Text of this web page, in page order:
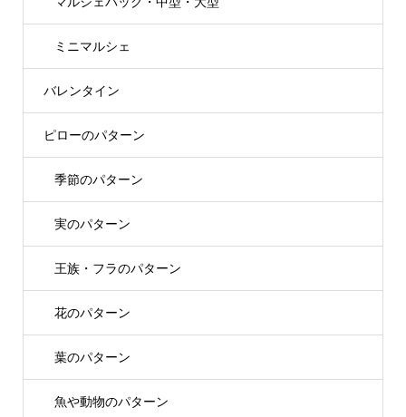
ミニマルシェ
バレンタイン
ピローのパターン
季節のパターン
実のパターン
王族・フラのパターン
花のパターン
葉のパターン
魚や動物のパターン